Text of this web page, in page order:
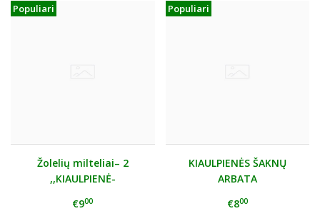
Populiari
Žolelių milteliai– 2
,,KIAULPIENĖ-
€900
Populiari
KIAULPIENĖS ŠAKNŲ
ARBATA
€800